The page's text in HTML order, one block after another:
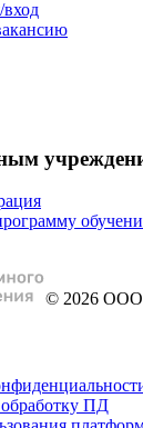
вход
© 2026
ПД